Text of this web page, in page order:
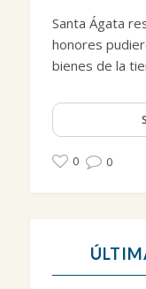
Santa Ágata
honores
bienes de la
0 0